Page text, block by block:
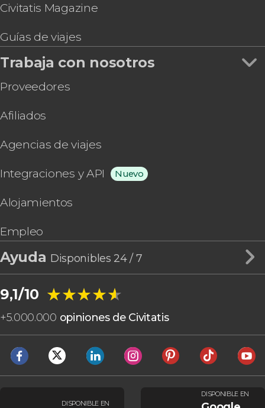
Civitatis Magazine
Guías de viajes
Trabaja con nosotros
Proveedores
Afiliados
Agencias de viajes
Integraciones y API Nuevo
Alojamientos
Empleo
Ayuda Disponibles 24 / 7
9,1/10 ★★★★★
★★★★★
+5.000.000 opiniones de Civitatis
DISPONIBLE EN
DISPONIBLE EN